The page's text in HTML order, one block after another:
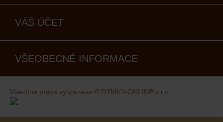
VÁŠ ÚČET
VŠEOBECNÉ INFORMACE
Všechna práva vyhrazena © DÝMKY-ONLINE s.r.o.